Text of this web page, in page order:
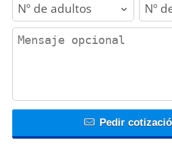
contact_message
Pedir